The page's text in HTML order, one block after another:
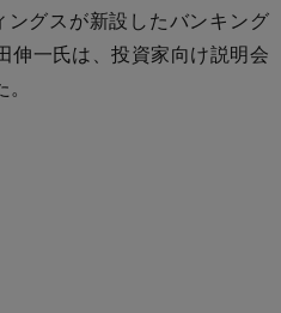
グスが新設したバンキング
伸一氏は、投資家向け説明会